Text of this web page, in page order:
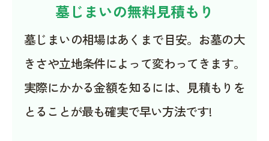
墓じまいの無料見積もり
墓じまいの相場はあくまで目安。お墓の大
きさや立地条件によって変わってきます。
実際にかかる金額を知るには、見積もりを
とることが最も確実で早い方法です!